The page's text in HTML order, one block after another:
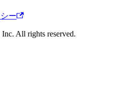
ー
All rights reserved.